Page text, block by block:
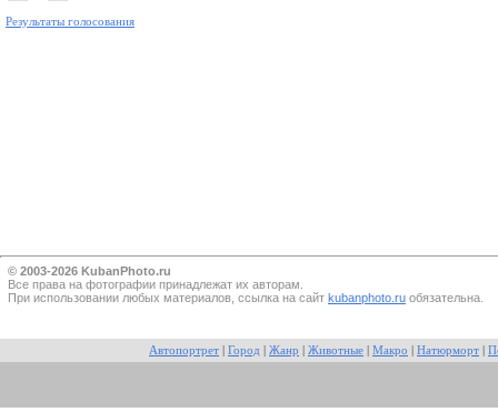
Результаты голосования
© 2003-2026 KubanPhoto.ru
Все прaва на фотографии принадлежат их авторам.
При использовании любых материалов, ссылка на сайт kubanphoto.ru обязательна.
Автопортрет Город Жанр Животные Макро Натюрморт